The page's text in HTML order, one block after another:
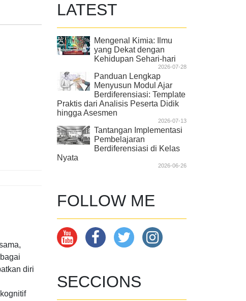
diri
LATEST
Mengenal Kimia: Ilmu
yang Dekat dengan
Kehidupan Sehari-hari
2026-07-28
Panduan Lengkap
Menyusun Modul Ajar
Berdiferensiasi: Template
Praktis dari Analisis Peserta Didik
hingga Asesmen
2026-07-13
Tantangan Implementasi
Pembelajaran
Berdiferensiasi di Kelas
Nyata
2026-06-26
FOLLOW ME
SECCIONS